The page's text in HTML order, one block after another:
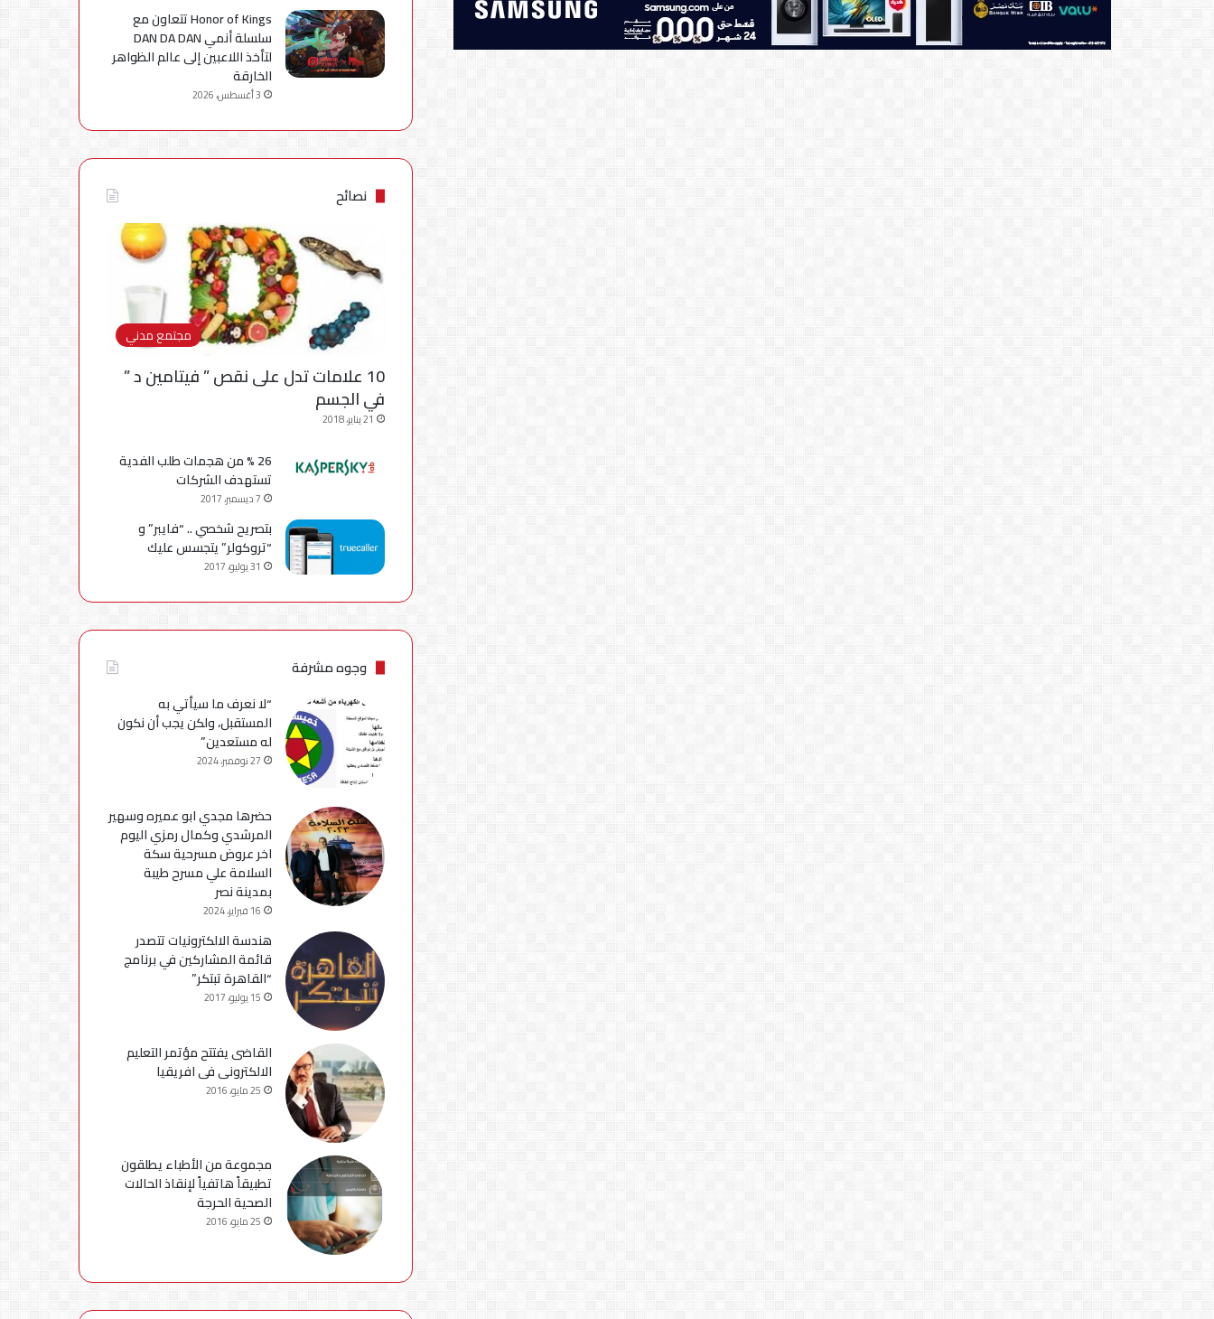
Honor of Kings تتعاون مع
سلسلة أنمي DAN DA DAN
لتأخذ اللاعبين إلى عالم الظواهر
الخارقة
3 أغسطس، 2026
نصائح
مجتمع مدني
10 علامات تدل على نقص ” فيتامين د ”
في الجسم
21 يناير، 2018
26 % من هجمات طلب الفدية
تستهدف الشركات
7 ديسمبر، 2017
بتصريح شخصي .. “فايبر” و
“تروكولر” يتجسس عليك
31 يوليو، 2017
وجوه مشرفة
“لا نعرف ما سيأتي به
المستقبل، ولكن يجب أن نكون
له مستعدين”
27 نوفمبر، 2024
حضرها مجدي ابو عميره وسهير
المرشدي وكمال رمزي اليوم
اخر عروض مسرحية سكة
السلامة علي مسرح طيبة
بمدينة نصر
16 فبراير، 2024
هندسة الالكترونيات تتصدر
قائمة المشاركين في برنامج
“القاهرة تبتكر”
15 يوليو، 2017
القاضى يفتتح مؤتمر التعليم
الالكترونى فى افريقيا
25 مايو، 2016
مجموعة من الأطباء يطلقون
تطبيقاً هاتفياً لإنقاذ الحالات
الصحية الحرجة
25 مايو، 2016